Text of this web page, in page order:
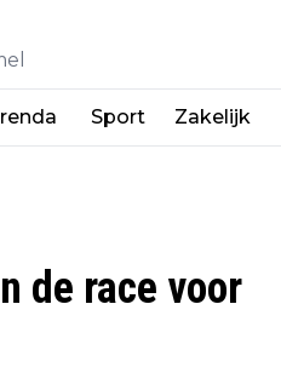
Sport Zakelijk
de race voor